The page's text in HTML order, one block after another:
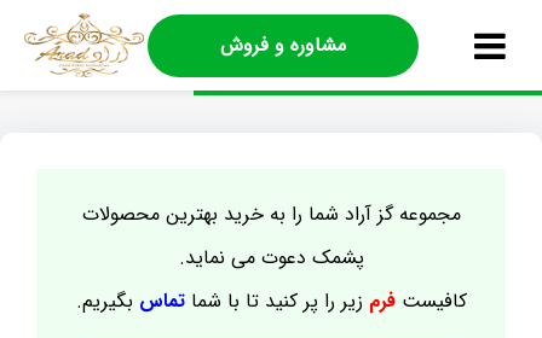
مشاوره و فروش
مجموعه گز آراد شما را به خرید بهترین محصولات
پشمک دعوت می نماید.
کافیستفرم زیر را پر کنید تا با شماتماس بگیریم.